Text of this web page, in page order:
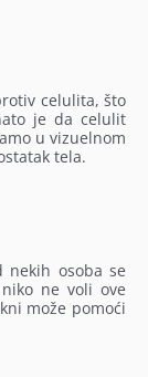
celulita, što
je da celulit
u vizuelnom
tela.
nekih osoba se
ne voli ove
može pomoći